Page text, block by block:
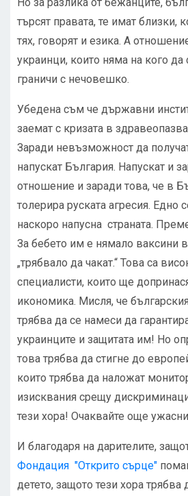
търсят правата, те имат близки,
тях, говорят и езика. А
украинци, които няма на кого да
граничи с нечовешко.
Убедена съм че държавни
заемат с кризата в
Заради невъзможност да
напускат България. Напускат и
отношение и заради това, че в
толерира руската агресия. Едно
наскоро напусна страната.
За бебето им е нямало ваксини
„трябвало да чакат.“ Това са
специалисти, които ще
икономика. Мисля, че
трябва да се намеси да
украинците и защитата им! Но
това трябва да стигне до
които трябва да наложат
изисквания срещу
тези хора! Очаквайте още
И благодаря на дарителите,
Фондация "Открито сърце"
детето, защото тези хора трябва